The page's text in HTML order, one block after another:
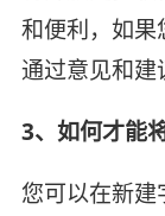
和便利，如
通过意见和建
3、如何才能
您可以在新